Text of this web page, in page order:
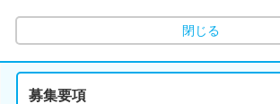
閉じる
募集要項